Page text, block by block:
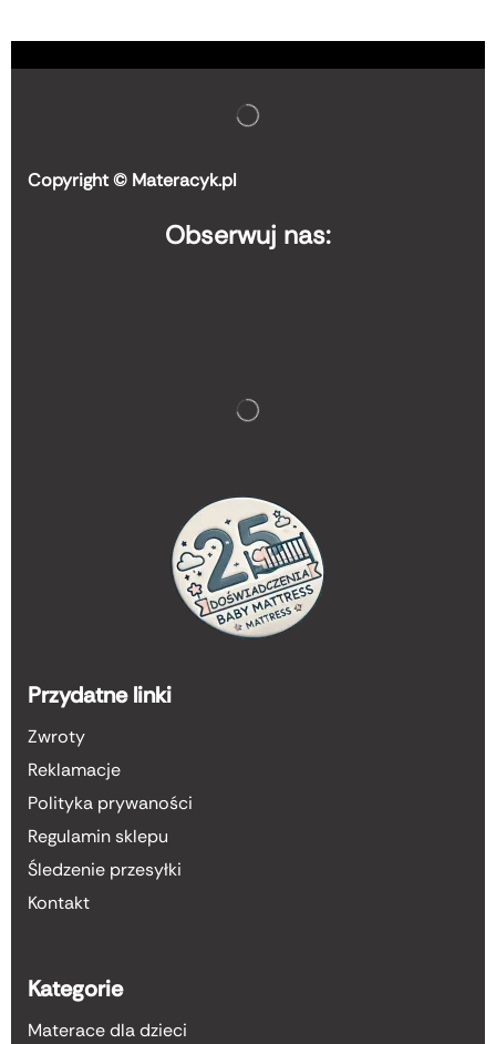
Copyright © Materacyk.pl
Obserwuj nas:
Przydatne linki
Zwroty
Reklamacje
Polityka prywaności
Regulamin sklepu
Śledzenie przesyłki
Kontakt
Kategorie
Materace dla dzieci